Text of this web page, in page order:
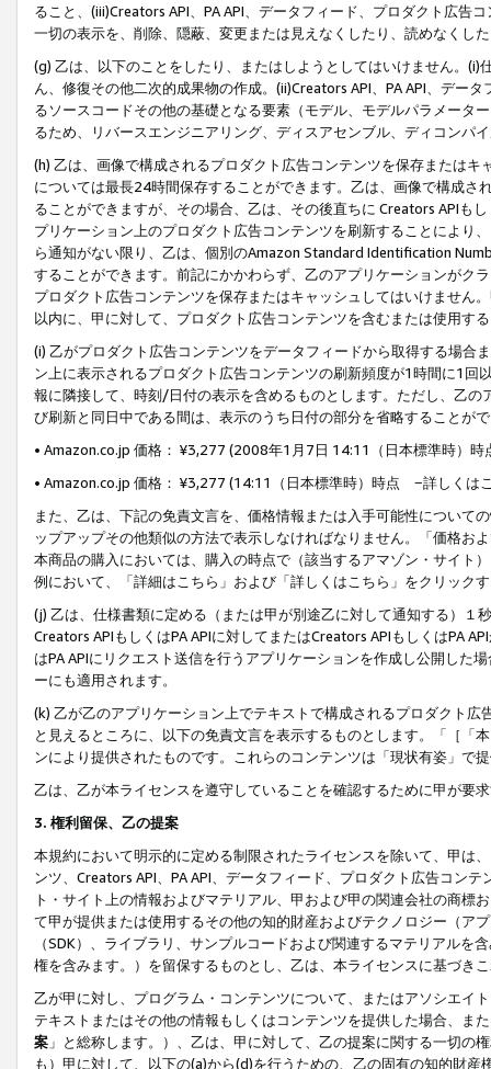
ること、(iii)Creators API、PA API、データフィード、プロダクト広告
一切の表示を、削除、隠蔽、変更または見えなくしたり、読めなくし
(g) 乙は、以下のことをしたり、またはしようとしてはいけません。
ん、修復その他二次的成果物の作成。(ii)Creators API、PA API、デー
るソースコードその他の基礎となる要素（モデル、モデルパラメータ
るため、リバースエンジニアリング、ディスアセンブル、ディコンパ
(h) 乙は、画像で構成されるプロダクト広告コンテンツを保存または
については最長24時間保存することができます。乙は、画像で構成
ることができますが、その場合、乙は、その後直ちに Creators APIも
プリケーション上のプロダクト広告コンテンツを刷新することにより
ら通知がない限り、乙は、個別のAmazon Standard Identification
することができます。前記にかかわらず、乙のアプリケーションがク
プロダクト広告コンテンツを保存またはキャッシュしてはいけません
以内に、甲に対して、プロダクト広告コンテンツを含むまたは使用す
(i) 乙がプロダクト広告コンテンツをデータフィードから取得する場合
ン上に表示されるプロダクト広告コンテンツの刷新頻度が1時間に1
報に隣接して、時刻/日付の表示を含めるものとします。ただし、乙
び刷新と同日中である間は、表示のうち日付の部分を省略することが
• Amazon.co.jp 価格： ¥3,277 (2008年1月7日 14:11（日本標準時）
• Amazon.co.jp 価格： ¥3,277 (14:11（日本標準時）時点 −詳しくは
また、乙は、下記の免責文言を、価格情報または入手可能性について
ップアップその他類似の方法で表示しなければなりません。「価格
本商品の購入においては、購入の時点で（該当するアマゾン・サイト
例において、「詳細はこちら」および「詳しくはこちら」をクリック
(j) 乙は、仕様書類に定める（または甲が別途乙に対して通知する）
Creators APIもしくはPA APIに対してまたはCreators APIもしくはPA
はPA APIにリクエスト送信を行うアプリケーションを作成し公開した
ーにも適用されます。
(k) 乙が乙のアプリケーション上でテキストで構成されるプロダクト
と見えるところに、以下の免責文言を表示するものとします。「［「
ンにより提供されたものです。これらのコンテンツは「現状有姿」で
乙は、乙が本ライセンスを遵守していることを確認するために甲が要
3. 権利留保、乙の提案
本規約において明示的に定める制限されたライセンスを除いて、甲は
ンツ、Creators API、PA API、データフィード、プロダクト広告コン
ト・サイト上の情報およびマテリアル、甲および甲の関連会社の商
て甲が提供または使用するその他の知的財産およびテクノロジー（ア
（SDK）、ライブラリ、サンプルコードおよび関連するマテリアル
権を含みます。）を留保するものとし、乙は、本ライセンスに基づき
乙が甲に対し、プログラム・コンテンツについて、またはアソシエイ
テキストまたはその他の情報もしくはコンテンツを提供した場合、ま
案 」と総称します。）、乙は、甲に対して、乙の提案に関する一切
も）甲に対して、以下の(a)から(d)を行うための、乙の固有の知的財